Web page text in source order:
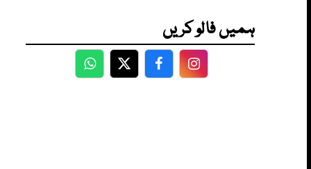
ہمیں فالو کریں
WhatsApp
TwitterFacebookFacebook